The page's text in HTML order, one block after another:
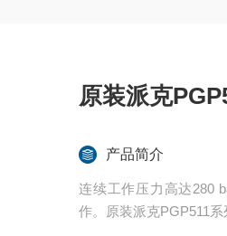
原装派克
产品简介
连续工作压力高达280
作。原装派克PGP511